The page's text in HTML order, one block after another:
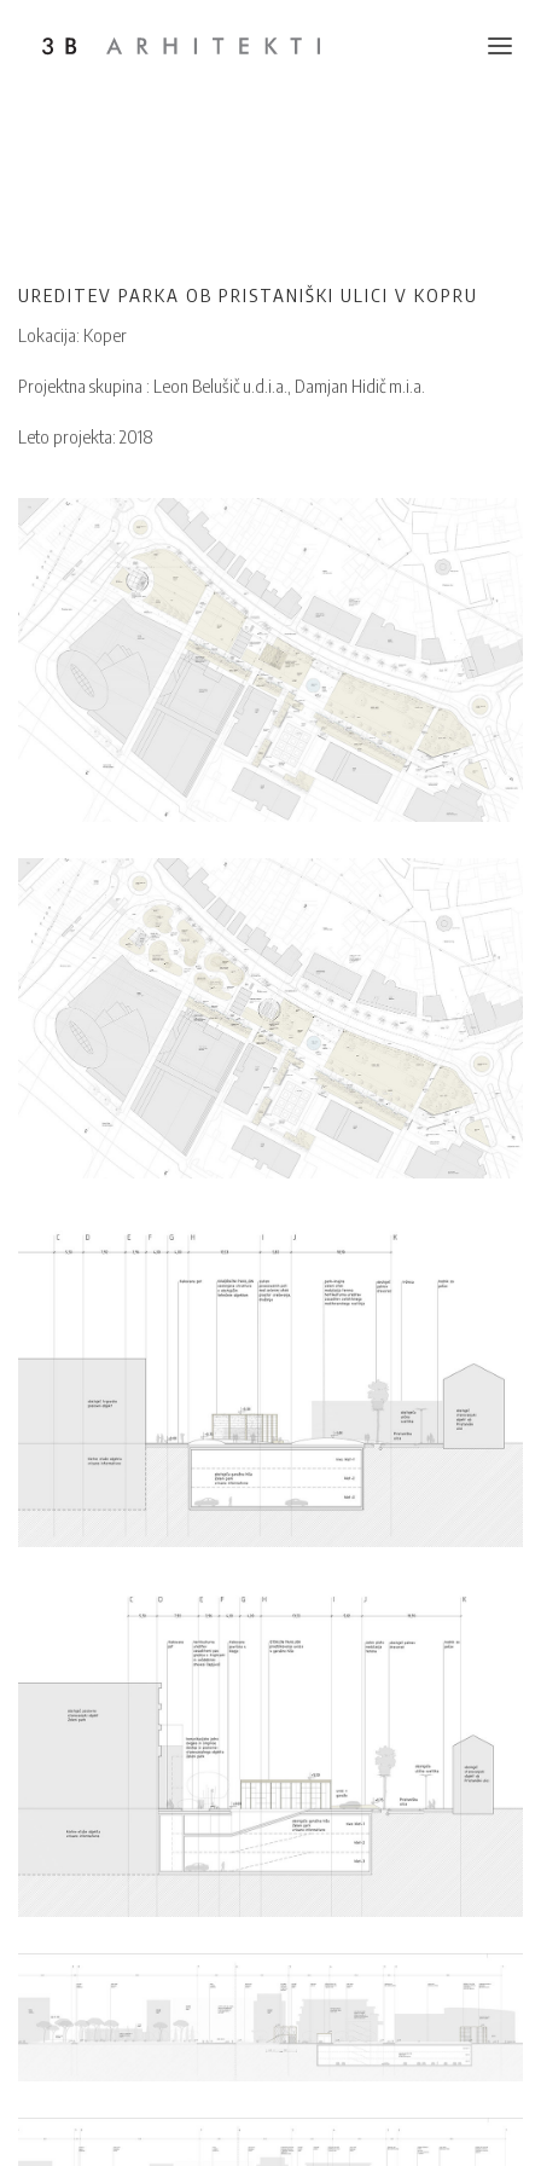
Toggle
UREDITEV PARKA OB PRISTANIŠKI ULICI V KOPRU
Lokacija: Koper
Projektna skupina : Leon Belušič u.d.i.a., Damjan Hidič m.i.a.
Leto projekta: 2018